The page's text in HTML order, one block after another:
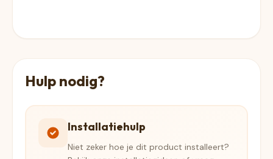
Hulp nodig?
Installatiehulp
Niet zeker hoe je dit product installeert?